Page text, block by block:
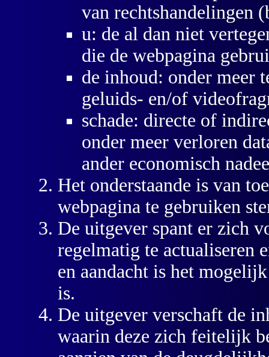
van rechtshandelingen
u: de al dan niet
die de webpagina
de inhoud: onder meer
geluids- en/of
schade: directe of
onder meer verloren
ander economisch
Het onderstaande is van
webpagina te gebruiken
De uitgever spant er zich
regelmatig te actualiseren
en aandacht is het
is.
De uitgever verschaft de
waarin deze zich feitelijk